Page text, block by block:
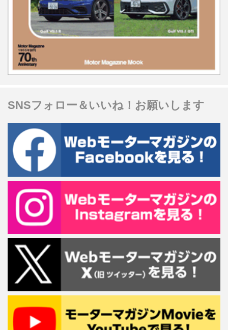
SNSフォロー＆いいね！お願いします